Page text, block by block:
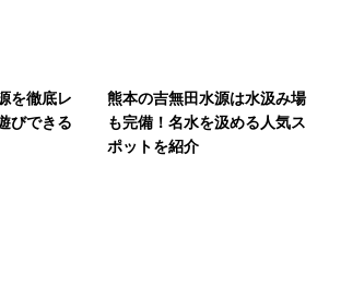
を徹底レ
びできる
熊本の吉無田水源は水汲み場
も完備！名水を汲める人気ス
ポットを紹介